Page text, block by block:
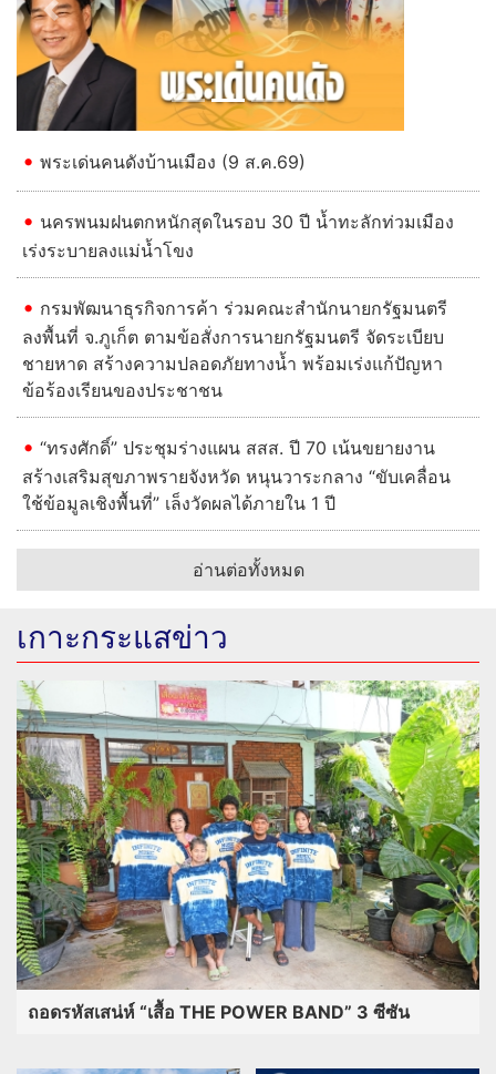
Previous
พระเด่นคนดังบ้านเมือง (9 ส.ค.69)
นครพนมฝนตกหนักสุดในรอบ 30 ปี น้ำทะลักท่วมเมือง
เร่งระบายลงแม่น้ำโขง
กรมพัฒนาธุรกิจการค้า ร่วมคณะสำนักนายกรัฐมนตรี
ลงพื้นที่ จ.ภูเก็ต ตามข้อสั่งการนายกรัฐมนตรี จัดระเบียบ
ชายหาด สร้างความปลอดภัยทางน้ำ พร้อมเร่งแก้ปัญหา
ข้อร้องเรียนของประชาชน
“ทรงศักดิ์” ประชุมร่างแผน สสส. ปี 70 เน้นขยายงาน
สร้างเสริมสุขภาพรายจังหวัด หนุนวาระกลาง “ขับเคลื่อน
ใช้ข้อมูลเชิงพื้นที่” เล็งวัดผลได้ภายใน 1 ปี
อ่านต่อทั้งหมด
เกาะกระแสข่าว
ถอดรหัสเสน่ห์ “เสื้อ THE POWER BAND” 3 ซีซัน